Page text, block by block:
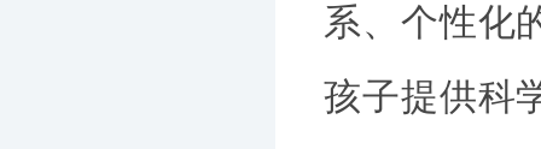
系、个性化
孩子提供科